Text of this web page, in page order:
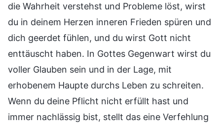
die Wahrheit verstehst und Probleme löst, wirst
du in deinem Herzen inneren Frieden spüren und
dich geerdet fühlen, und du wirst Gott nicht
enttäuscht haben. In Gottes Gegenwart wirst du
voller Glauben sein und in der Lage, mit
erhobenem Haupte durchs Leben zu schreiten.
Wenn du deine Pflicht nicht erfüllt hast und
immer nachlässig bist, stellt das eine Verfehlung